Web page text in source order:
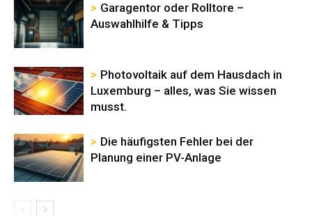
Garagentor oder Rolltore –
Auswahlhilfe & Tipps
Photovoltaik auf dem Hausdach in
Luxemburg – alles, was Sie wissen
musst.
Die häufigsten Fehler bei der
Planung einer PV-Anlage